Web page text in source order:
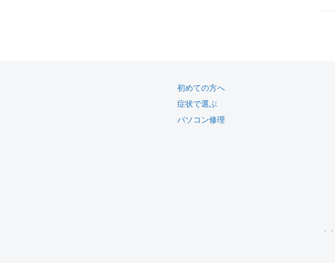
初めての方へ
症状で選ぶ
パソコン修理